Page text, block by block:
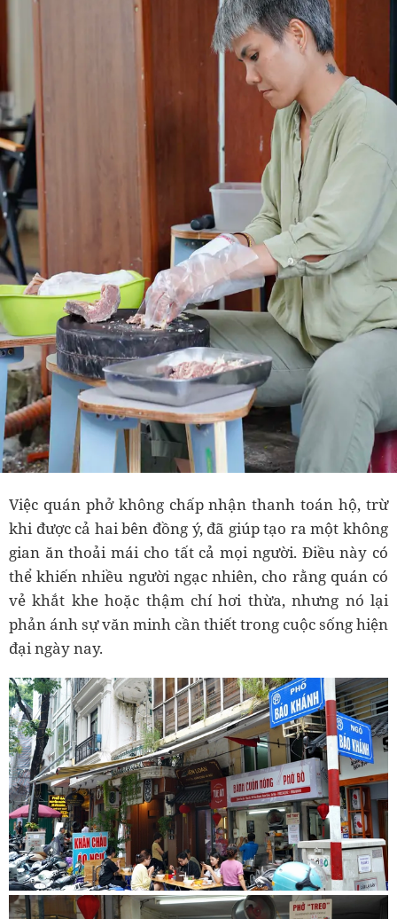
Việc quán phở không chấp nhận thanh toán hộ, trừ
khi được cả hai bên đồng ý, đã giúp tạo ra một không
gian ăn thoải mái cho tất cả mọi người. Điều này có
thể khiến nhiều người ngạc nhiên, cho rằng quán có
vẻ khắt khe hoặc thậm chí hơi thừa, nhưng nó lại
phản ánh sự văn minh cần thiết trong cuộc sống hiện
đại ngày nay.